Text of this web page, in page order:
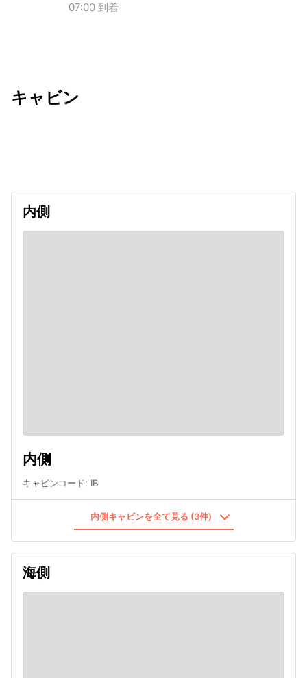
07:00 到着
キャビン
内側
内側
キャビンコード: IB
内側キャビンを全て見る (3件)
海側